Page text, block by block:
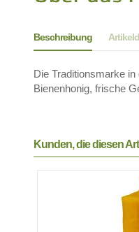
Beschreibung
Die Traditionsmarke
Bienenhonig, frische
Kunden, die diesen